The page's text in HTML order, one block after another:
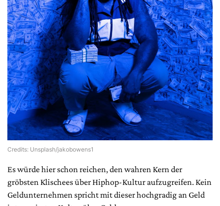
Credits: Unsplash/jakobowens1
Es würde hier schon reichen, den wahren Kern der
gröbsten Klischees über Hiphop-Kultur aufzugreifen. Kein
Geldunternehmen spricht mit dieser hochgradig an Geld